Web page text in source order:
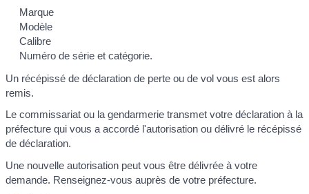
Marque
Modèle
Calibre
Numéro de série et catégorie.
Un récépissé de déclaration de perte ou de vol vous est alors
remis.
Le commissariat ou la gendarmerie transmet votre déclaration à la
préfecture qui vous a accordé l'autorisation ou délivré le récépissé
de déclaration.
Une nouvelle autorisation peut vous être délivrée à votre
demande. Renseignez-vous auprès de votre préfecture.